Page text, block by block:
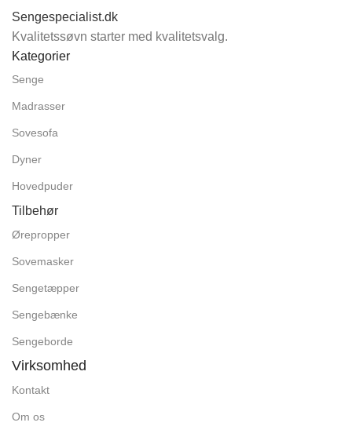
Sengespecialist.dk
Kvalitetssøvn starter med kvalitetsvalg.
Kategorier
Senge
Madrasser
Sovesofa
Dyner
Hovedpuder
Tilbehør
Ørepropper
Sovemasker
Sengetæpper
Sengebænke
Sengeborde
Virksomhed
Kontakt
Om os